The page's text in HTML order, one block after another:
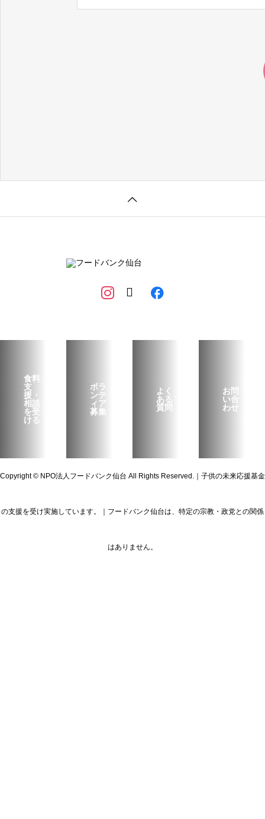
食料
支
援・
相談
を受
ける
ボラ
ンテ
ィア
募集
よく
ある
質問
お問
い合
わせ
Copyright © NPO法人フードバンク仙台 All Rights Reserved.｜子供の未来応援基金
の支援を受け実施しています。｜フードバンク仙台は、特定の宗教・政党との関係
はありません。